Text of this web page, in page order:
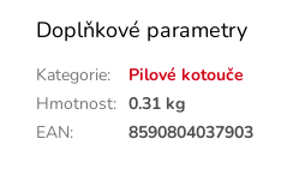
Doplňkové parametry
Kategorie:
Pilové kotouče
Hmotnost: 0.31 kg
EAN: 8590804037903